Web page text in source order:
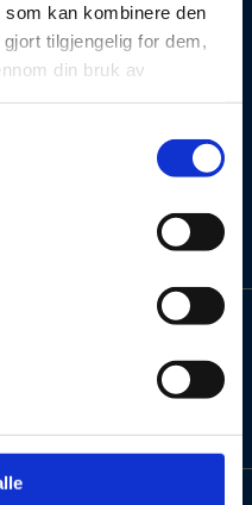
kan kombinere den
tilgjengelig for dem,
din bruk av